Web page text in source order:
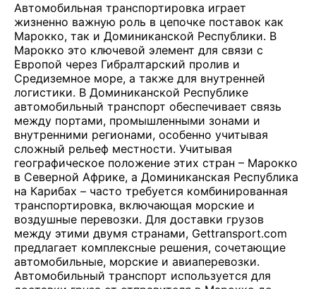
Автомобильная транспортировка играет
жизненно важную роль в цепочке поставок как
Марокко, так и Доминиканской Республики. В
Марокко это ключевой элемент для связи с
Европой через Гибралтарский пролив и
Средиземное море, а также для внутренней
логистики. В Доминиканской Республике
автомобильный транспорт обеспечивает связь
между портами, промышленными зонами и
внутренними регионами, особенно учитывая
сложный рельеф местности. Учитывая
географическое положение этих стран – Марокко
в Северной Африке, а Доминиканская Республика
на Карибах – часто требуется комбинированная
транспортировка, включающая морские и
воздушные перевозки. Для доставки грузов
между этими двумя странами, Gettransport.com
предлагает комплексные решения, сочетающие
автомобильные, морские и авиаперевозки.
Автомобильный транспорт используется для